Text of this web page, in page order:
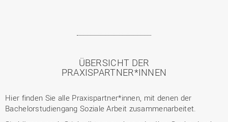
ÜBERSICHT DER
PRAXISPARTNER*INNEN
Hier finden Sie alle Praxispartner*innen, mit denen der
Bachelorstudiengang Soziale Arbeit zusammenarbeitet.